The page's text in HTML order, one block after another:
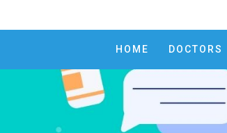
HOME DOCTORS